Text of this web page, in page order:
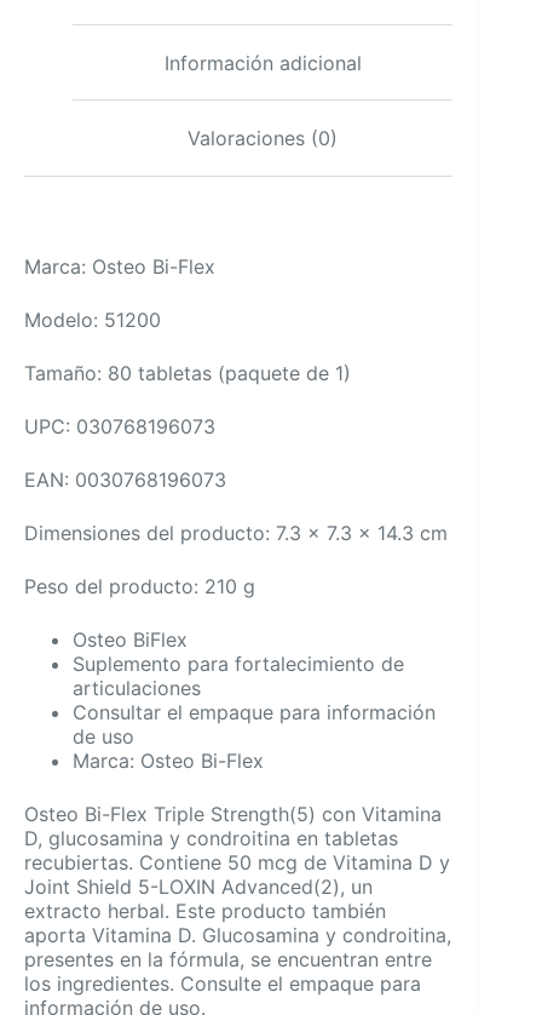
glucosamina
Información adicional
Valoraciones (0)
Marca: Osteo Bi-Flex
Modelo: 51200
Tamaño: 80 tabletas (paquete de 1)
UPC: 030768196073
EAN: 0030768196073
Dimensiones del producto: 7.3 x 7.3 x 14.3 cm
Peso del producto: 210 g
Osteo BiFlex
Suplemento para fortalecimiento de
articulaciones
Consultar el empaque para información
de uso
Marca: Osteo Bi-Flex
Osteo Bi-Flex Triple Strength(5) con Vitamina
D, glucosamina y condroitina en tabletas
recubiertas. Contiene 50 mcg de Vitamina D y
Joint Shield 5-LOXIN Advanced(2), un
extracto herbal. Este producto también
aporta Vitamina D. Glucosamina y condroitina,
presentes en la fórmula, se encuentran entre
los ingredientes. Consulte el empaque para
información de uso.